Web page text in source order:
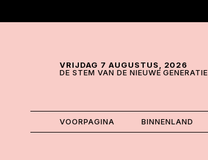
VRIJDAG 7 AUGUSTUS, 2026
DE STEM VAN DE NIEUWE GENERATIE
VOORPAGINA BINNENLAND